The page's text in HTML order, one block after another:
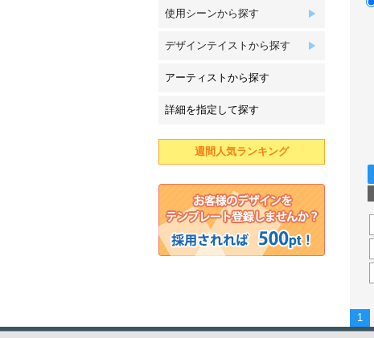
使用シーンから探す
デザインテイストから探す
アーティストから探す
詳細を指定して探す
週間人気ランキング
1